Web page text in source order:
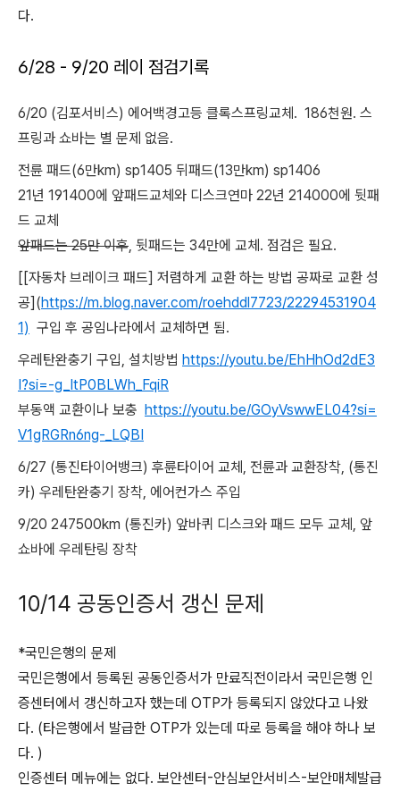
다.
6/28 - 9/20 레이 점검기록
6/20 (김포서비스) 에어백경고등 클록스프링교체. 186천원. 스
프링과 쇼바는 별 문제 없음.
전륜 패드(6만km) sp1405 뒤패드(13만km) sp1406
21년 191400에 앞패드교체와 디스크연마 22년 214000에 뒷패
드 교체
앞패드는 25만 이후, 뒷패드는 34만에 교체. 점검은 필요.
[[자동차 브레이크 패드] 저렴하게 교환 하는 방법 공짜로 교환 성
공](https://m.blog.naver.com/roehddl7723/22294531904
1) 구입 후 공임나라에서 교체하면 됨.
우레탄완충기 구입, 설치방법 https://youtu.be/EhHhOd2dE3
I?si=-g_ItP0BLWh_FqiR
부동액 교환이나 보충 https://youtu.be/GOyVswwEL04?si=
V1gRGRn6ng-_LQBI
6/27 (통진타이어뱅크) 후륜타이어 교체, 전륜과 교환장착, (통진
카) 우레탄완충기 장착, 에어컨가스 주입
9/20 247500km (통진카) 앞바퀴 디스크와 패드 모두 교체, 앞
쇼바에 우레탄링 장착
10/14 공동인증서 갱신 문제
*국민은행의 문제
국민은행에서 등록된 공동인증서가 만료직전이라서 국민은행 인
증센터에서 갱신하고자 했는데 OTP가 등록되지 않았다고 나왔
다. (타은행에서 발급한 OTP가 있는데 따로 등록을 해야 하나 보
다. )
인증센터 메뉴에는 없다. 보안센터-안심보안서비스-보안매체발급